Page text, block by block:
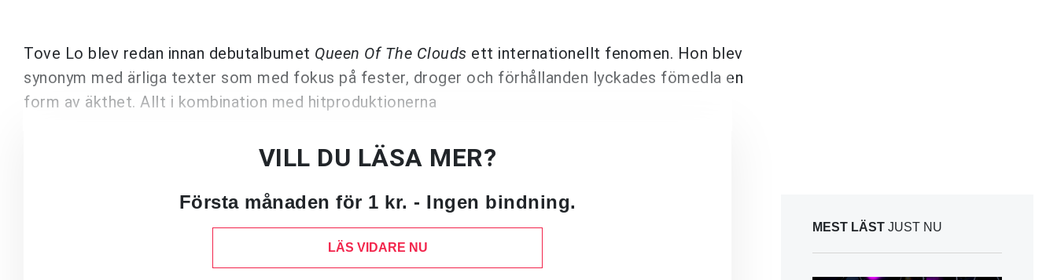
Tove Lo blev redan innan debutalbumet Queen Of The Clouds ett internationellt fenomen. Hon blev
synonym med ärliga texter som med fokus på fester, droger och förhållanden lyckades fömedla en
form av äkthet. Allt i kombination med hitproduktionerna
VILL DU LÄSA MER?
Första månaden för 1 kr. - Ingen bindning.
LÄS VIDARE NU
MEST LÄST JUST NU